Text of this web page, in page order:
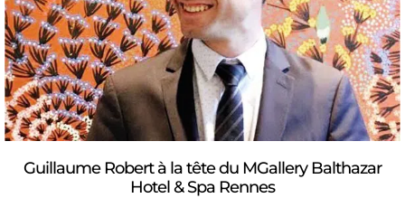
Guillaume Robert à la tête du MGallery Balthazar
Hotel & Spa Rennes